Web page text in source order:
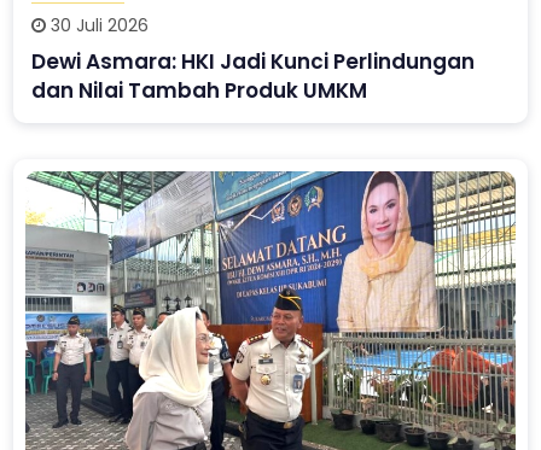
30 Juli 2026
Dewi Asmara: HKI Jadi Kunci Perlindungan
dan Nilai Tambah Produk UMKM